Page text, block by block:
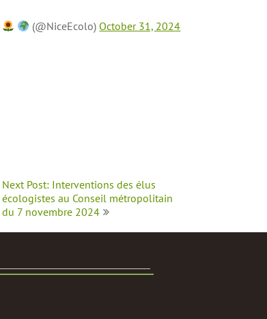
(@NiceEcolo)October 31, 2024
Next Post: Interventions des élus
écologistes au Conseil métropolitain
du 7 novembre 2024